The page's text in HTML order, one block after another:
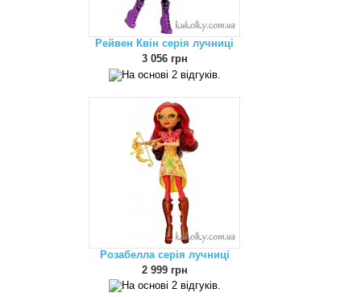
Рейвен Квін серія лучниці
3 056 грн
Розабелла серія лучниці
2 999 грн